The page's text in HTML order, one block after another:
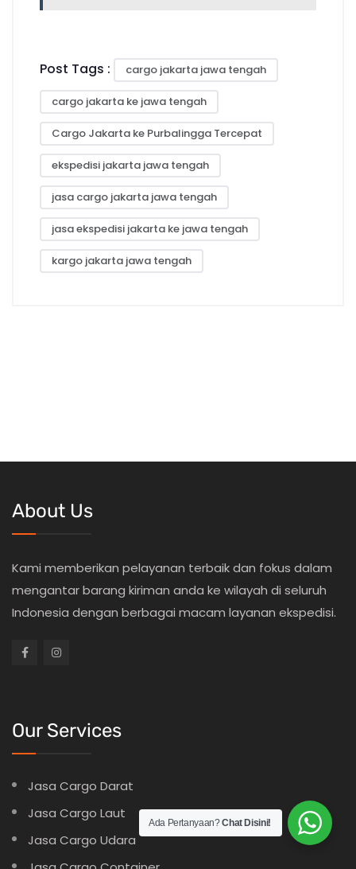
Post Tags : cargo jakarta jawa tengah
cargo jakarta ke jawa tengah
Cargo Jakarta ke Purbalingga Tercepat
ekspedisi jakarta jawa tengah
jasa cargo jakarta jawa tengah
jasa ekspedisi jakarta ke jawa tengah
kargo jakarta jawa tengah
About Us
Kami memberikan pelayanan terbaik dan fokus dalam
mengantar barang kiriman anda ke wilayah di seluruh
Indonesia dengan berbagai macam layanan ekspedisi.
Our Services
Jasa Cargo Darat
Jasa Cargo Laut
Jasa Cargo Udara
Ada Pertanyaan?Chat Disini!